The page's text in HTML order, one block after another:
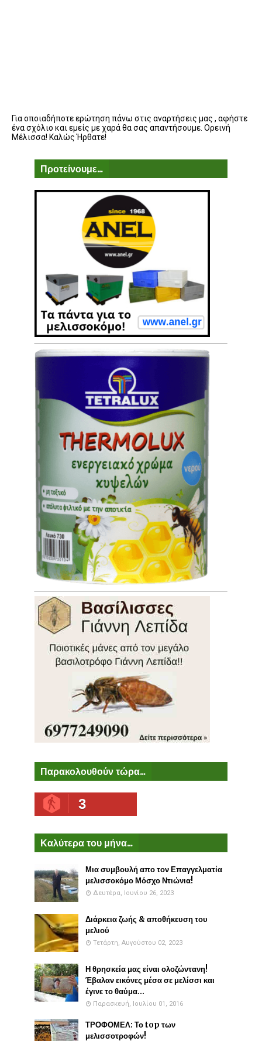
Για οποιαδήποτε ερώτηση πάνω στις αναρτήσεις μας , αφήστε
ένα σχόλιο και εμείς με χαρά θα σας απαντήσουμε. Ορεινή
Μέλισσα! Καλώς Ήρθατε!
Προτείνουμε...
Παρακολουθούν τώρα...
3
Καλύτερα του μήνα...
Μια συμβουλή απο τον Επαγγελματία
μελισσοκόμο Μόσχο Ντιώνια!
Δευτέρα, Ιουνίου 26, 2023
Διάρκεια ζωής & αποθήκευση του
μελιού
Τετάρτη, Αυγούστου 02, 2023
Η θρησκεία μας είναι ολοζώντανη!
Έβαλαν εικόνες μέσα σε μελίσσι και
έγινε το θαύμα...
Παρασκευή, Ιουλίου 01, 2016
ΤΡΟΦΟΜΕΛ: Το top των
μελισσοτροφών!